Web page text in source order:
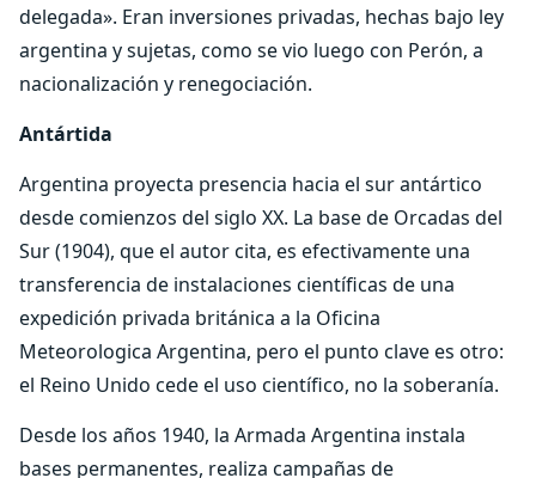
delegada». Eran inversiones privadas, hechas bajo ley
argentina y sujetas, como se vio luego con Perón, a
nacionalización y renegociación.
Antártida
Argentina proyecta presencia hacia el sur antártico
desde comienzos del siglo XX. La base de Orcadas del
Sur (1904), que el autor cita, es efectivamente una
transferencia de instalaciones científicas de una
expedición privada británica a la Oficina
Meteorologica Argentina, pero el punto clave es otro:
el Reino Unido cede el uso científico, no la soberanía.
Desde los años 1940, la Armada Argentina instala
bases permanentes, realiza campañas de